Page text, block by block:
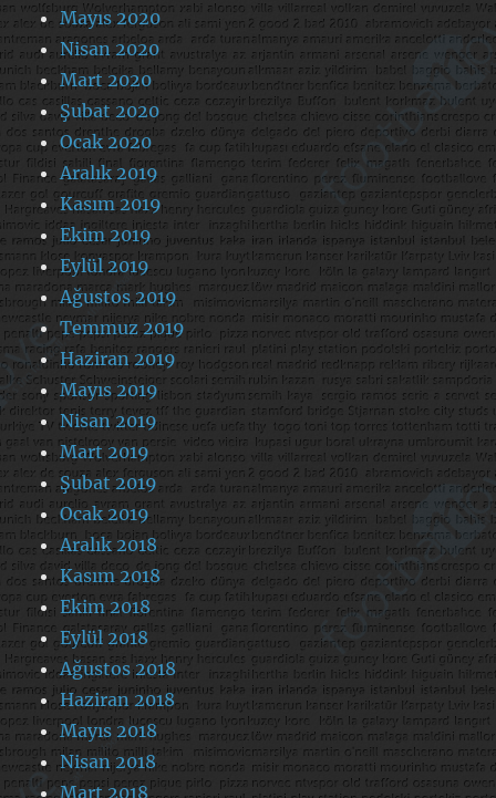
Mayıs 2020
Nisan 2020
Mart 2020
Şubat 2020
Ocak 2020
Aralık 2019
Kasım 2019
Ekim 2019
Eylül 2019
Ağustos 2019
Temmuz 2019
Haziran 2019
Mayıs 2019
Nisan 2019
Mart 2019
Şubat 2019
Ocak 2019
Aralık 2018
Kasım 2018
Ekim 2018
Eylül 2018
Ağustos 2018
Haziran 2018
Mayıs 2018
Nisan 2018
Mart 2018